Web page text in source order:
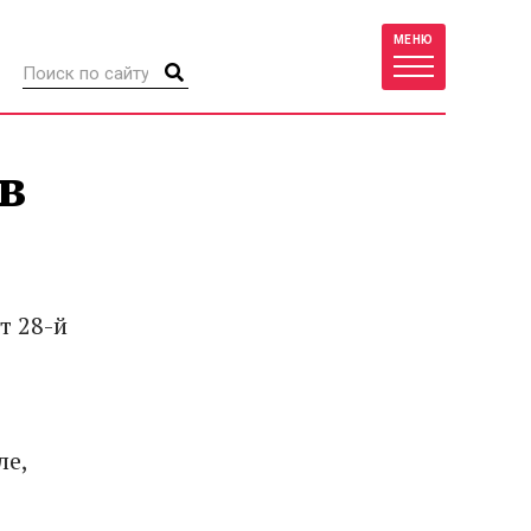
МЕНЮ
28-й